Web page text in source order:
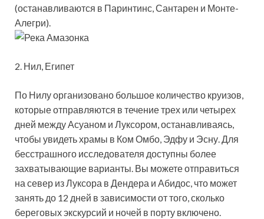
(останавливаются в Паринтинс, Сантарен и Монте-
Алегри).
2. Нил, Египет
По Нилу организовано большое количество круизов,
которые отправляются в течение трех или четырех
дней между Асуаном и Луксором, останавливаясь,
чтобы увидеть храмы в Ком Омбо, Эдфу и Эсну. Для
бесстрашного исследователя доступны более
захватывающие варианты. Вы можете отправиться
на север из Луксора в Дендера и Абидос, что может
занять до 12 дней в зависимости от того, сколько
береговых экскурсий и ночей в порту включено.